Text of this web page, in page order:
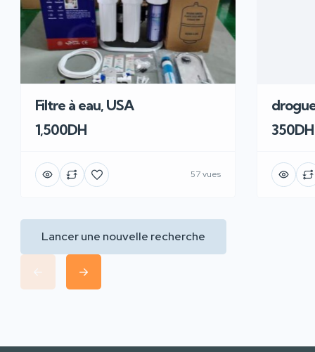
Filtre à eau, USA
1,500DH
57 vues
350DH
Lancer une nouvelle recherche